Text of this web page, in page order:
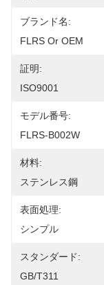
ブランド名:
FLRS Or OEM
証明:
ISO9001
モデル番号:
FLRS-B002W
材料:
ステンレス鋼
表面処理:
シンプル
スタンダード:
GB/T311